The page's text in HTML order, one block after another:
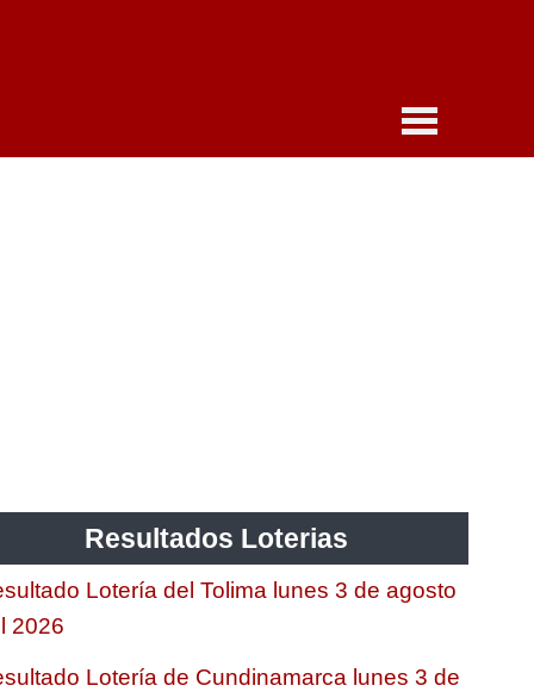
Resultados Loterias
Lotería del Tolima lunes 3 de agosto
2026
Lotería de Cundinamarca lunes 3 de